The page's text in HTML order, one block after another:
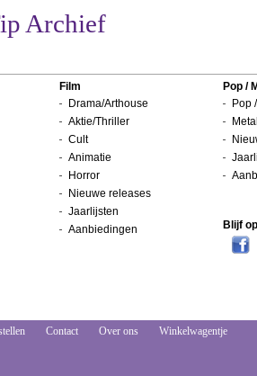
Archief
Film
Drama/Arthouse
Aktie/Thriller
Cult
Animatie
Horror
Nieuwe releases
Jaarlijsten
Aanbiedingen
Pop /
Pop
Blijf
Contact Over ons Winkelwagentje